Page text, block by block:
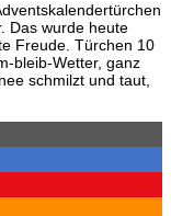
Das wurde heute
Freude. Türchen 10
bleib-Wetter, ganz
schmilzt und taut,